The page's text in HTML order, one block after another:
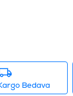
Bedava